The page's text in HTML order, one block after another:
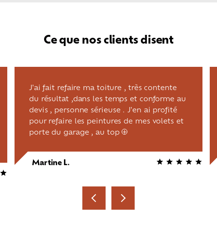
Ce que nos clients disent
Martine L.
J'ai fait refaire ma toiture , très contente
du résultat ,dans les temps et conforme au
devis , personne sérieuse . J'en ai profité
pour refaire les peintures de mes volets et
porte du garage , au top+